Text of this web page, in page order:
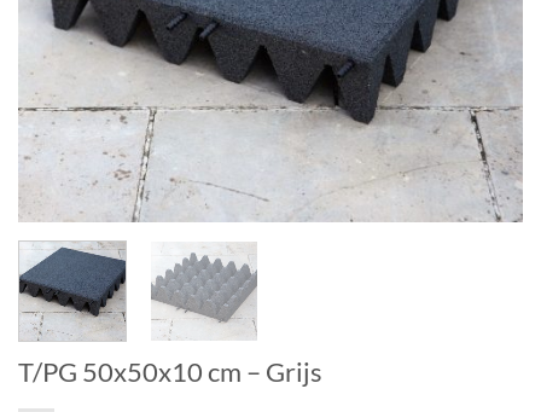
T/PG 50x50x10 cm – Grijs